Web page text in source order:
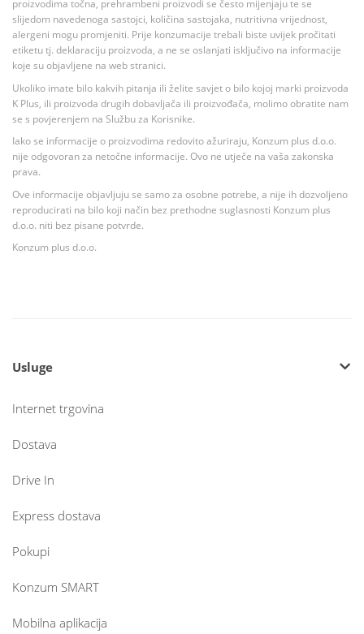
proizvodima točna, prehrambeni proizvodi se često mijenjaju te se
slijedom navedenoga sastojci, količina sastojaka, nutritivna vrijednost,
alergeni mogu promjeniti. Prije konzumacije trebali biste uvijek pročitati
etiketu tj. deklaraciju proizvoda, a ne se oslanjati isključivo na informacije
koje su objavljene na web stranici.
Ukoliko imate bilo kakvih pitanja ili želite savjet o bilo kojoj marki proizvoda
K Plus, ili proizvoda drugih dobavljača ili proizvođača, molimo obratite nam
se s povjerenjem na Službu za Korisnike.
Iako se informacije o proizvodima redovito ažuriraju, Konzum plus d.o.o.
nije odgovoran za netočne informacije. Ovo ne utječe na vaša zakonska
prava.
Ove informacije objavljuju se samo za osobne potrebe, a nije ih dozvoljeno
reproducirati na bilo koji način bez prethodne suglasnosti Konzum plus
d.o.o. niti bez pisane potvrde.
Konzum plus d.o.o.
Usluge
Internet trgovina
Dostava
Drive In
Express dostava
Pokupi
Konzum SMART
Mobilna aplikacija